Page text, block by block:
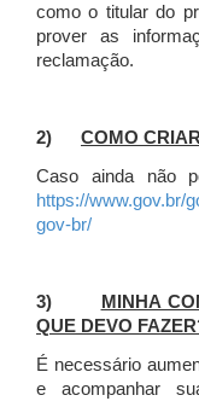
como o titular do
prover as
reclamação.
2) COMO
Caso ainda não
https://www.gov.br/
gov-br/
3)
MINHA
QUE DEVO
É necessário
e acompanhar